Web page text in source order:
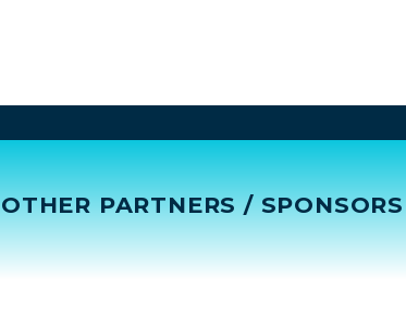
OTHER PARTNERS / SPONSORS